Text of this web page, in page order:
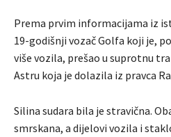
Prema prvim informacijama iz
19-godišnji vozač Golfa koji je,
više vozila, prešao u suprotnu
Astru koja je dolazila iz pravca
Silina sudara bila je stravična.
smrskana, a dijelovi vozila i